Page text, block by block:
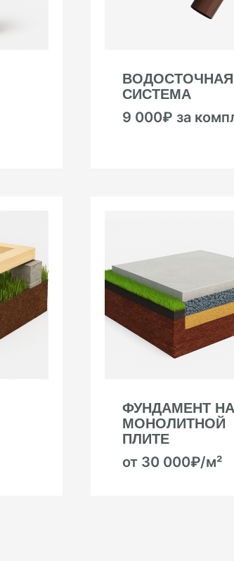
ВОДОСТОЧНАЯ
СИСТЕМА
9 000₽ за
ФУНДАМЕНТ НА
МОНОЛИТНОЙ
ПЛИТЕ
от 30 000₽/м²